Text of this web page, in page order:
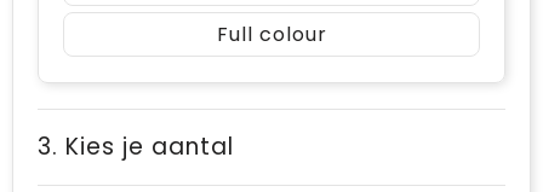
Full colour
3. Kies je aantal